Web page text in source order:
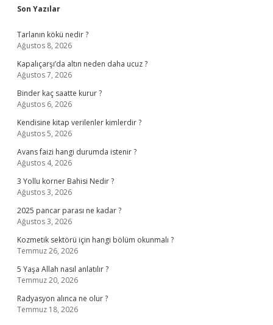
Sidebar
Son Yazılar
Tarlanın kökü nedir ?
Ağustos 8, 2026
Kapalıçarşı’da altın neden daha ucuz ?
Ağustos 7, 2026
Binder kaç saatte kurur ?
Ağustos 6, 2026
Kendisine kitap verilenler kimlerdir ?
Ağustos 5, 2026
Avans faizi hangi durumda istenir ?
Ağustos 4, 2026
3 Yollu korner Bahisi Nedir ?
Ağustos 3, 2026
2025 pancar parası ne kadar ?
Ağustos 3, 2026
Kozmetik sektörü için hangi bölüm okunmalı ?
Temmuz 26, 2026
5 Yaşa Allah nasıl anlatılır ?
Temmuz 20, 2026
Radyasyon alınca ne olur ?
Temmuz 18, 2026